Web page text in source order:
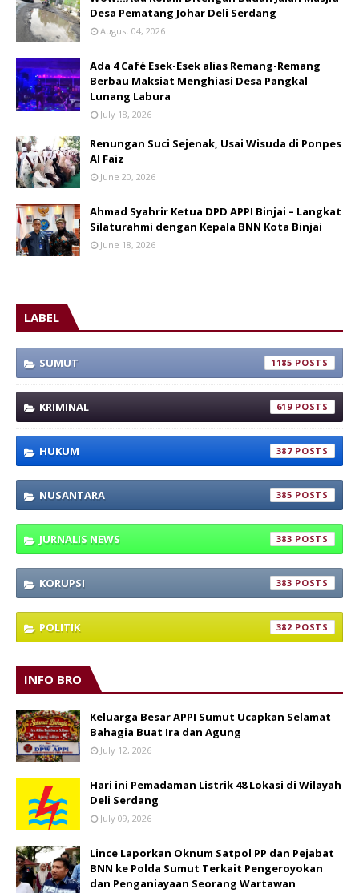
Desa Pematang Johar Deli Serdang
August 04, 2026
Ada 4 Café Esek-Esek alias Remang-Remang
Berbau Maksiat Menghiasi Desa Pangkal
Lunang Labura
July 18, 2026
Renungan Suci Sejenak, Usai Wisuda di Ponpes
Al Faiz
June 20, 2026
Ahmad Syahrir Ketua DPD APPI Binjai – Langkat
Silaturahmi dengan Kepala BNN Kota Binjai
June 18, 2026
LABEL
SUMUT 1185
KRIMINAL 619
HUKUM 387
NUSANTARA 385
JURNALIS NEWS 383
KORUPSI 383
POLITIK 382
INFO BRO
Keluarga Besar APPI Sumut Ucapkan Selamat
Bahagia Buat Ira dan Agung
July 12, 2026
Hari ini Pemadaman Listrik 48 Lokasi di Wilayah
Deli Serdang
July 09, 2026
Lince Laporkan Oknum Satpol PP dan Pejabat
BNN ke Polda Sumut Terkait Pengeroyokan
dan Penganiayaan Seorang Wartawan